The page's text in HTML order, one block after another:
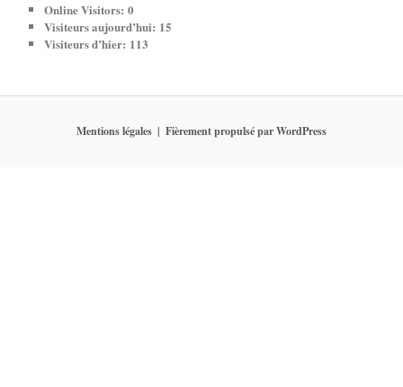
Online Visitors:0
Visiteurs aujourd’hui: 15
Visiteurs d’hier: 113
Mentions légales Fièrement propulsé par WordPress